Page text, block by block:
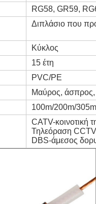
RG58, GR59,
Διπλάσιο που
Κύκλος
15 έτη
PVC/PE
Μαύρος, άσπρος,
100m/200m/305m
CATV-κοινοτική
Τηλεόραση
DBS-άμεσος